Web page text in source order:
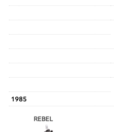
1985
REBEL